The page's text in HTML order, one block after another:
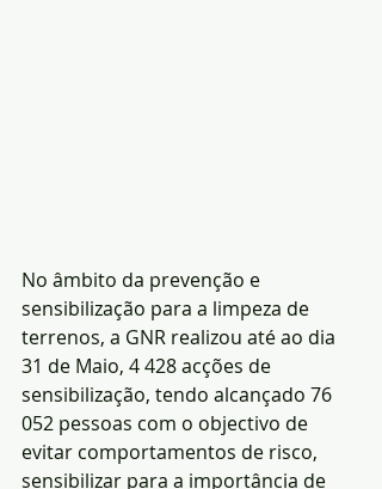
No âmbito da prevenção e
sensibilização para a limpeza de
terrenos, a GNR realizou até ao dia
31 de Maio, 4 428 acções de
sensibilização, tendo alcançado 76
052 pessoas com o objectivo de
evitar comportamentos de risco,
sensibilizar para a importância de